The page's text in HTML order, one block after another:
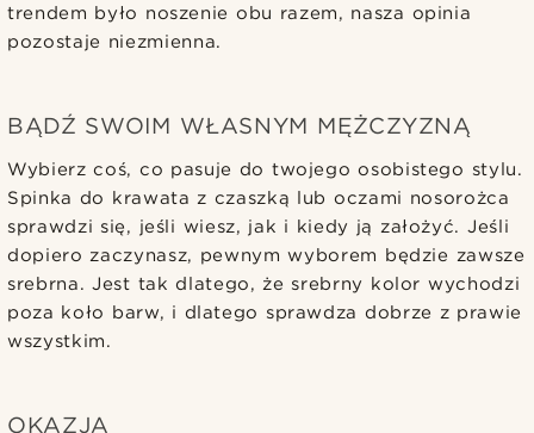
trendem było noszenie obu razem, nasza opinia
pozostaje niezmienna.
BĄDŹ SWOIM WŁASNYM MĘŻCZYZNĄ
Wybierz coś, co pasuje do twojego osobistego stylu.
Spinka do krawata z czaszką lub oczami nosorożca
sprawdzi się, jeśli wiesz, jak i kiedy ją założyć. Jeśli
dopiero zaczynasz, pewnym wyborem będzie zawsze
srebrna. Jest tak dlatego, że srebrny kolor wychodzi
poza koło barw, i dlatego sprawdza dobrze z prawie
wszystkim.
OKAZJA